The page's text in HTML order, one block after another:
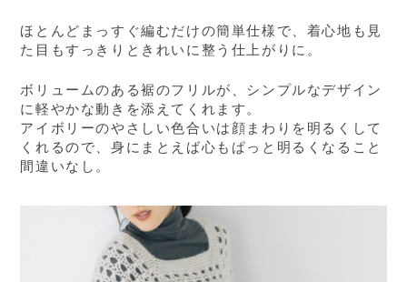
ほとんどまっすぐ編むだけの簡単仕様で、着心地も見
た目もすっきりときれいに整う仕上がりに。
ボリュームのある裾のフリルが、シンプルなデザイン
に軽やかな動きを添えてくれます。
アイボリーのやさしい色合いは顔まわりを明るくして
くれるので、身にまとえば心もぱっと明るくなること
間違いなし。